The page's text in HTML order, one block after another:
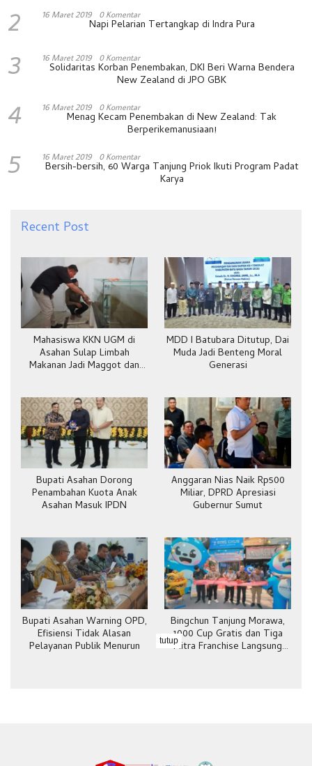
2 16 Maret 2019 0 Komentar
Napi Pelarian Tertangkap di Indra Pura
3 16 Maret 2019 0 Komentar
Solidaritas Korban Penembakan, DKI Beri Warna Bendera
New Zealand di JPO GBK
4 16 Maret 2019 0 Komentar
Menag Kecam Penembakan di New Zealand: Tak
Berperikemanusiaan!
5 16 Maret 2019 0 Komentar
Bersih-bersih, 60 Warga Tanjung Priok Ikuti Program Padat
Karya
Recent Post
Mahasiswa KKN UGM di
Asahan Sulap Limbah
Makanan Jadi Maggot dan
MDD I Batubara Ditutup, Dai
Muda Jadi Benteng Moral
Generasi
Bupati Asahan Dorong
Penambahan Kuota Anak
Asahan Masuk IPDN
Anggaran Nias Naik Rp500
Miliar, DPRD Apresiasi
Gubernur Sumut
Bupati Asahan Warning OPD,
Efisiensi Tidak Alasan
Pelayanan Publik Menurun
Bingchun Tanjung Morawa,
1000 Cup Gratis dan Tiga
Mitra Franchise Langsung
tutup